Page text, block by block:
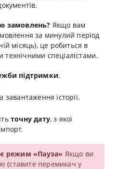
замовлень? Якщо вам
за минулий період
місяць), це робиться в
спеціалістами.
підтримки.
завантаження історії.
точну дату, з якої
режим «Пауза» Якщо ви
(ставите перемикач у